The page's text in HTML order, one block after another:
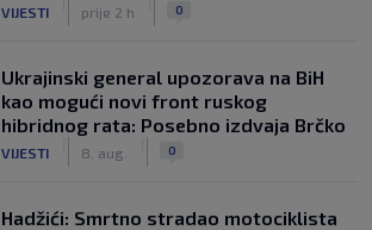
VIJESTI prije 2 h 0
Ukrajinski general upozorava na BiH
kao mogući novi front ruskog
hibridnog rata: Posebno izdvaja Brčko
VIJESTI 8. aug. 0
Hadžići: Smrtno stradao motociklista